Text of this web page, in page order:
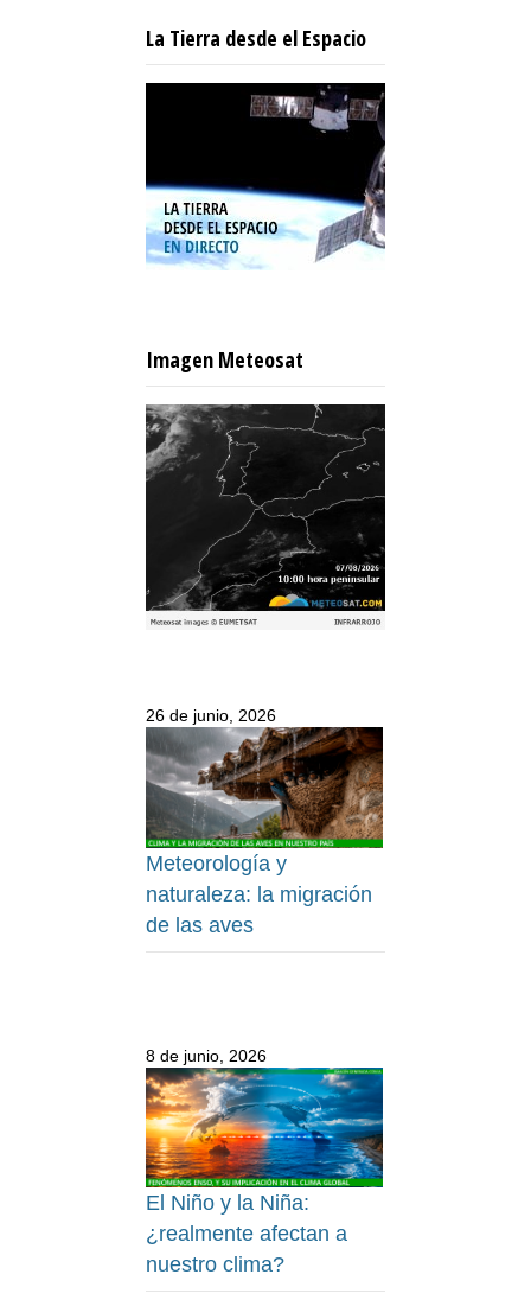
La Tierra desde el Espacio
Imagen Meteosat
26 de junio, 2026
Meteorología y
naturaleza: la migración
de las aves
8 de junio, 2026
El Niño y la Niña:
¿realmente afectan a
nuestro clima?